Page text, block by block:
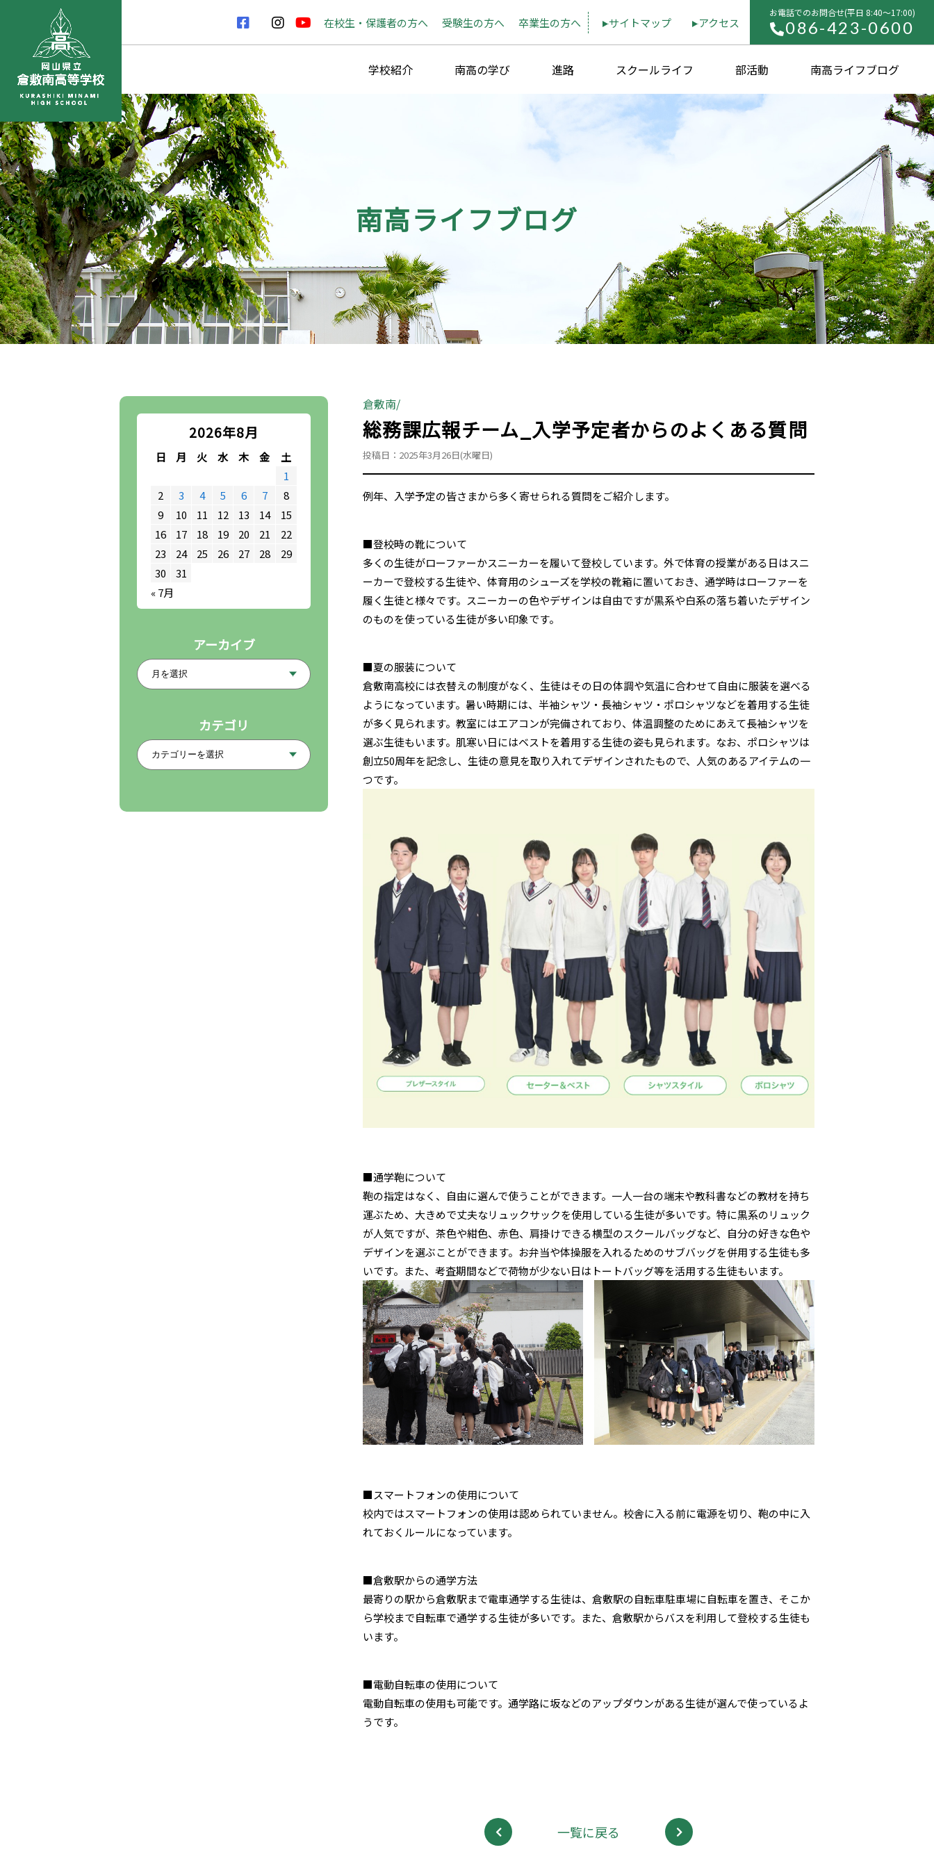
在校生・保護者の方へ 受験生の方へ 卒業生の方へ サイトマップ アクセス
お電話でのお問合せ(平⽇ 8:40〜17:00)
086-423-0600
学校紹介 南高の学び 進路 スクールライフ 部活動 南高ライフブログ
南高ライフブログ
2026年8月
日 月 火 水 木 金
土
1
2
3 4 5 6 7
8
9
10 11 12 13 14
15
16
17 18 19 20 21
22
23
24 25 26 27 28
29
30
31
« 7月
アーカイブ
カテゴリ
倉敷南
総務課広報チーム_入学予定者からのよくある質問
投稿日：2025年3月26日(水曜日)
例年、入学予定の皆さまから多く寄せられる質問をご紹介します。
■登校時の靴について
多くの生徒がローファーかスニーカーを履いて登校しています。外で体育の授業がある日はスニ
ーカーで登校する生徒や、体育用のシューズを学校の靴箱に置いておき、通学時はローファーを
履く生徒と様々です。スニーカーの色やデザインは自由ですが黒系や白系の落ち着いたデザイン
のものを使っている生徒が多い印象です。
■夏の服装について
倉敷南高校には衣替えの制度がなく、生徒はその日の体調や気温に合わせて自由に服装を選べる
ようになっています。暑い時期には、半袖シャツ・長袖シャツ・ポロシャツなどを着用する生徒
が多く見られます。教室にはエアコンが完備されており、体温調整のためにあえて長袖シャツを
選ぶ生徒もいます。肌寒い日にはベストを着用する生徒の姿も見られます。なお、ポロシャツは
創立50周年を記念し、生徒の意見を取り入れてデザインされたもので、人気のあるアイテムの一
つです。
■通学鞄について
鞄の指定はなく、自由に選んで使うことができます。一人一台の端末や教科書などの教材を持ち
運ぶため、大きめで丈夫なリュックサックを使用している生徒が多いです。特に黒系のリュック
が人気ですが、茶色や紺色、赤色、肩掛けできる横型のスクールバッグなど、自分の好きな色や
デザインを選ぶことができます。お弁当や体操服を入れるためのサブバッグを併用する生徒も多
いです。また、考査期間などで荷物が少ない日はトートバッグ等を活用する生徒もいます。
■スマートフォンの使用について
校内ではスマートフォンの使用は認められていません。校舎に入る前に電源を切り、鞄の中に入
れておくルールになっています。
■倉敷駅からの通学方法
最寄りの駅から倉敷駅まで電車通学する生徒は、倉敷駅の自転車駐車場に自転車を置き、そこか
ら学校まで自転車で通学する生徒が多いです。また、倉敷駅からバスを利用して登校する生徒も
います。
■電動自転車の使用について
電動自転車の使用も可能です。通学路に坂などのアップダウンがある生徒が選んで使っているよ
うです。
一覧に戻る